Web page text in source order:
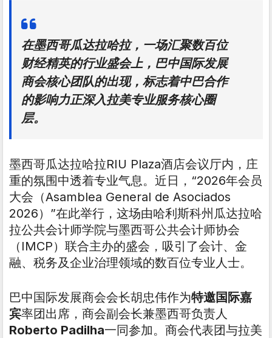
在墨西哥瓜达拉哈拉，一场汇聚数百位
财经精英的行业盛会上，巴中国际发展
商会核心团队的出现，标志着中巴合作
的影响力正深入拉美专业服务核心圈
层。
墨西哥瓜达拉哈拉RIU Plaza酒店会议厅内，庄
重的氛围中透着专业气息。近日，“2026年会员
大会（Asamblea General de Asociados
2026）”在此举行，这场由哈利斯科州瓜达拉哈
拉公共会计师学院与墨西哥公共会计师协会
（IMCP）联合主办的盛会，吸引了会计、金
融、税务及企业治理领域的数百位专业人士。
巴中国际发展商会会长胡忠伟作为特邀国际嘉
宾率团出席，商会副会长兼墨西哥负责人
Roberto Padilha一同参加。商会代表团与拉美